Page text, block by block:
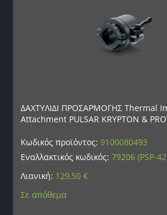
ΔΑΧΤΥΛΙΔΙ ΠΡΟΣΑΡΜΟΓΗΣ Thermal
Attachment PULSAR KRYPTON &
Κωδικός προϊόντος:9100080493
Εναλλακτικός κωδικός:79206 (PSP-
Λιανική: 129,50€
Σε απόθεμα